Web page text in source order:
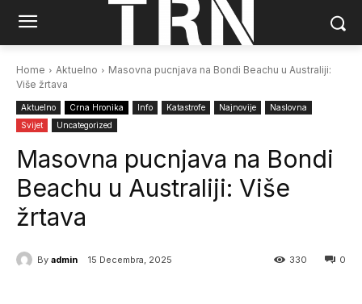
Home Aktuelno
Masovna pucnjava na Bondi Beachu u Australiji:
Više žrtava
Aktuelno Crna Hronika Info Katastrofe Najnovije
Naslovna
Svijet
Uncategorized
Masovna pucnjava na Bondi
Beachu u Australiji: Više
žrtava
By admin 15 Decembra, 2025 0
330